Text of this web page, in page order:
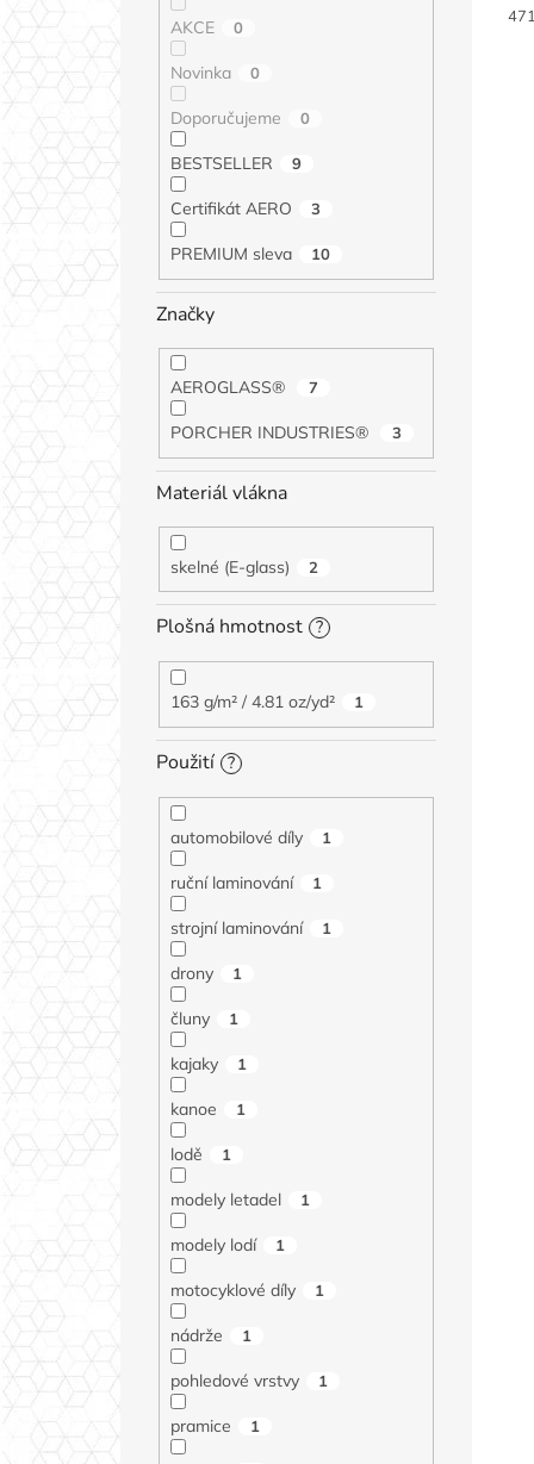
AKCE 0
Novinka 0
Doporučujeme 0
BESTSELLER 9
Certifikát AERO 3
PREMIUM sleva 10
Značky
AEROGLASS® 7
PORCHER INDUSTRIES® 3
Materiál vlákna
skelné (E-glass) 2
Plošná hmotnost ?
163 g/m² / 4.81 oz/yd² 1
Použití ?
automobilové díly 1
ruční laminování 1
strojní laminování 1
drony 1
čluny 1
kajaky 1
kanoe 1
lodě 1
modely letadel 1
modely lodí 1
motocyklové díly 1
nádrže 1
pohledové vrstvy 1
pramice 1